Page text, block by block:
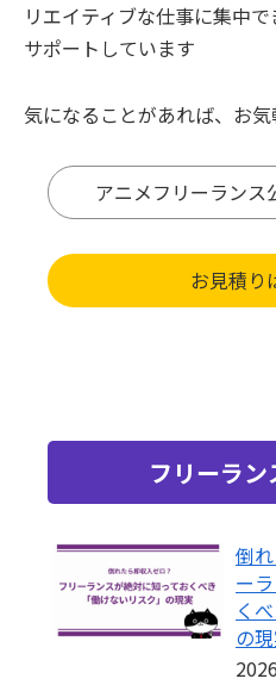
リエイティブな仕事に集中
サポートしています
気になることがあれば、お
アニメフリーランス
お見積り
フリーラ
倒
ー
く
の